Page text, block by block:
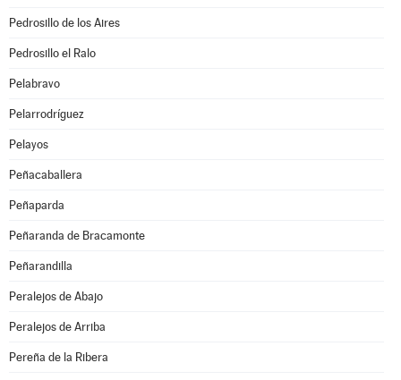
Pedrosillo de los Aires
Pedrosillo el Ralo
Pelabravo
Pelarrodríguez
Pelayos
Peñacaballera
Peñaparda
Peñaranda de Bracamonte
Peñarandilla
Peralejos de Abajo
Peralejos de Arriba
Pereña de la Ribera